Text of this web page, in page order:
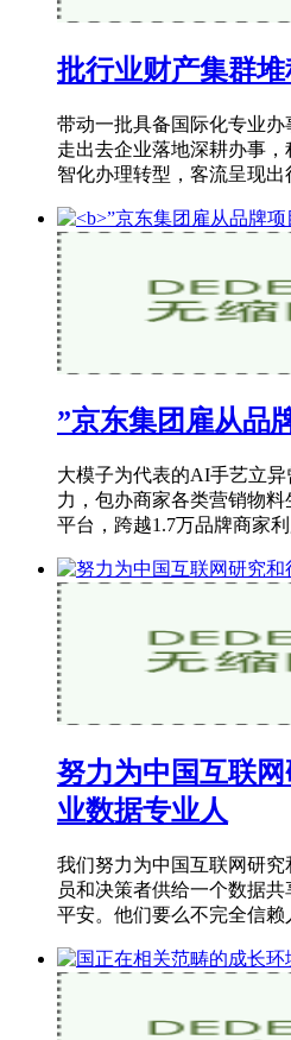
批行业财产集群
带动一批具备国际化专业
走出去企业落地深耕办事
智化办理转型，客流呈现出
”京东集团雇从品
大模子为代表的AI手艺立
力，包办商家各类营销物
平台，跨越1.7万品牌商家
努力为中国互联
业数据专业人
我们努力为中国互联网研
员和决策者供给一个数据
平安。他们要么不完全信赖